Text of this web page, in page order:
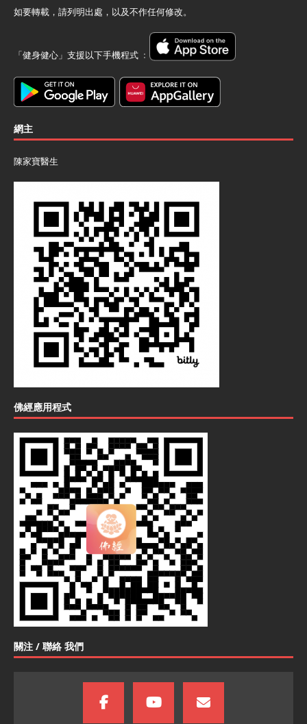
如要轉載，請列明出處，以及不作任何修改。
「健身健心」支援以下手機程式 ﹕
網主
陳家寶醫生
佛經應用程式
關注 / 聯絡 我們